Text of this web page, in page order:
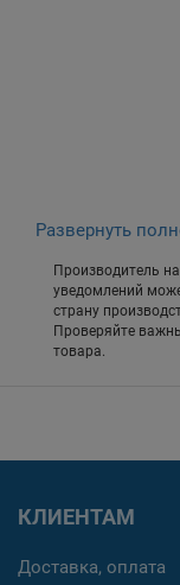
Развернуть
Производитель
уведомлений
страну
Проверяйте
товара.
КЛИЕНТАМ
Доставка, оплата